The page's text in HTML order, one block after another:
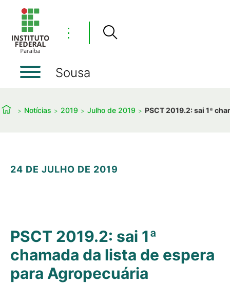
⋮
Sousa
Notícias 2019 Julho de 2019 PSCT 2019.2: sai 1ª
24 DE JULHO DE 2019
PSCT 2019.2: sai 1ª
chamada da lista de espera
para Agropecuária